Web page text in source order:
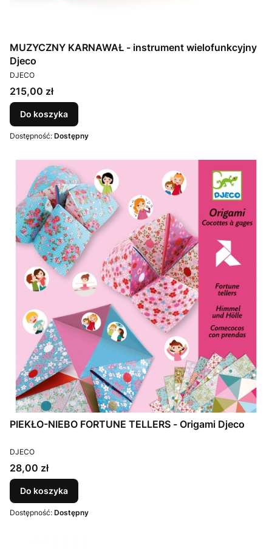
MUZYCZNY KARNAWAŁ - instrument wielofunkcyjny
Djeco
PRODUCENT
DJECO
Cena
215,00 zł
Do koszyka
Dostępność: Dostępny
PIEKŁO-NIEBO FORTUNE TELLERS - Origami Djeco
PRODUCENT
DJECO
Cena
28,00 zł
Do koszyka
Dostępność: Dostępny